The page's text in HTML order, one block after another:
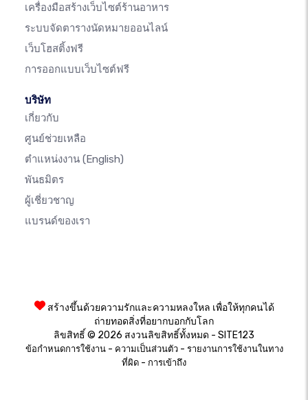
เครื่องมือสร้างเว็บไซต์ร้านอาหาร
ระบบจัดตารางนัดหมายออนไลน์
เว็บโฮสติ้งฟรี
การออกแบบเว็บไซต์ฟรี
บริษัท
เกี่ยวกับ
ศูนย์ช่วยเหลือ
ตำแหน่งงาน (English)
พันธมิตร
ผู้เชี่ยวชาญ
แบรนด์ของเรา
สร้างขึ้นด้วยความรักและความหลงใหล เพื่อให้ทุกคนได้
ถ่ายทอดสิ่งที่อยากบอกกับโลก
ลิขสิทธิ์ © 2026 สงวนลิขสิทธิ์ทั้งหมด - SITE123
ข้อกำหนดการใช้งาน- ความเป็นส่วนตัว- รายงานการใช้งานในทาง
ที่ผิด - การเข้าถึง